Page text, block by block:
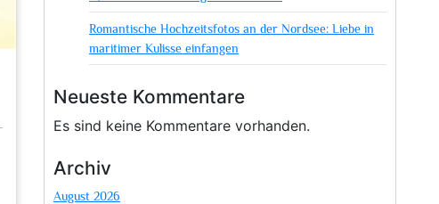
Romantische Hochzeitsfotos an der Nordsee: Liebe in
maritimer Kulisse einfangen
Neueste Kommentare
Es sind keine Kommentare vorhanden.
Archiv
August 2026